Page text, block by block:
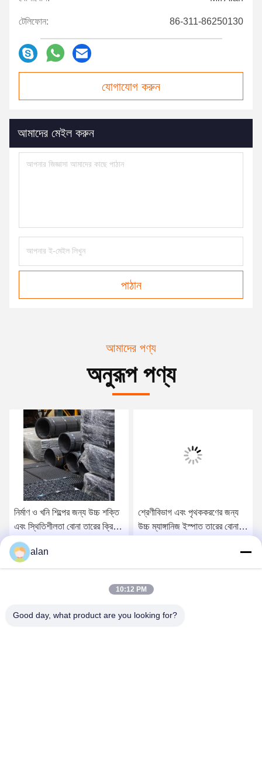
টেলিফোন: 86-311-86250130
যোগাযোগ করুন
আমাদের মেইল ​​করুন
পাঠান
আমাদের পণ্য
অনুরূপ পণ্য
নির্মাণ ও খনি শিল্পের জন্য উচ্চ শক্তি
এবং স্থিতিশীলতা বোনা তারের ক্রিম্প
স্ক্রিন
শ্রেণীবিভাগ এবং পৃথককরণের জন্য
উচ্চ ম্যাঙ্গানিজ ইস্পাত তারের বোনা
alan
10:12 PM
Good day, what product are you looking for?